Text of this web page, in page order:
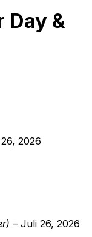
Day &
2026
– Juli 26, 2026